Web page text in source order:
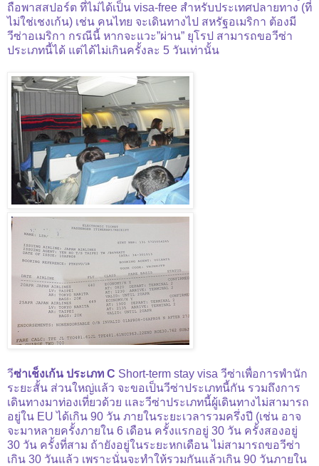
ถือพาสสปอร์ต ที่ไม่ได้เป็น visa-free สำหรับประเทศปลายทาง (ที่
ไม่ใช่เชงเก้น) เช่น คนไทย จะเดินทางไป สหรัฐอเมริกา ต้องมี
วีซ่าอเมริกา กรณีนี้ หากจะแวะ”ผ่าน” ยุโรป สามารถขอวีซ่า
ประเภทนี้ได้ แต่ได้ไม่เกินครั้งละ 5 วันเท่านั้น
วีซ่าเช็งเก้น ประเภท C Short-term stay visa วีซ่าเพื่อการพำนัก
ระยะสั้น ส่วนใหญ่แล้ว จะขอเป็นวีซ่าประเภทนี้กัน รวมถึงการ
เดินทางมาท่องเที่ยวด้วย และวีซ่าประเภทนี้ผู้เดินทางไม่สามารถ
อยู่ใน EU ได้เกิน 90 วัน ภายในระยะเวลารวมครึ่งปี (เช่น อาจ
จะมาหลายครั้งภายใน 6 เดือน ครั้งแรกอยู่ 30 วัน ครั้งสองอยู่
30 วัน ครั้งที่สาม ถ้ายังอยู่ในระยะหกเดือน ไม่สามารถขอวีซ่า
เกิน 30 วันแล้ว เพราะนั่นจะทำให้รวมกันแล้วเกิน 90 วันภายใน